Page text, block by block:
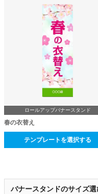
ロールアップバナースタンド
春の衣替え
テンプレートを選択する
バナースタンドのサイズ選